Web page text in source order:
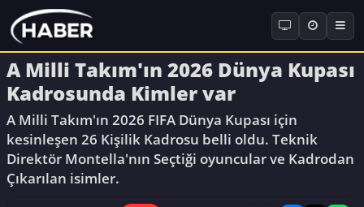
A Milli Takım'ın 2026 Dünya Kupası
Kadrosunda Kimler var
A Milli Takım'ın 2026 FIFA Dünya Kupası için
kesinleşen 26 Kişilik Kadrosu belli oldu. Teknik
Direktör Montella'nın Seçtiği oyuncular ve Kadrodan
Çıkarılan isimler.